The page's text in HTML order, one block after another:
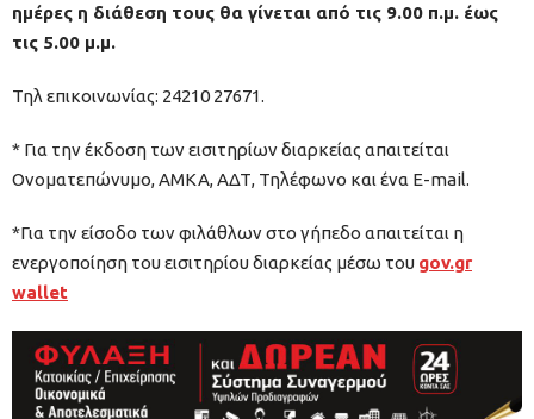
ημέρες η διάθεση τους θα γίνεται από τις 9.00 π.μ. έως
τις 5.00 μ.μ.
Τηλ επικοινωνίας: 24210 27671.
* Για την έκδοση των εισιτηρίων διαρκείας απαιτείται
Ονοματεπώνυμο, ΑΜΚΑ, ΑΔΤ, Τηλέφωνο και ένα E-mail.
*Για την είσοδο των φιλάθλων στο γήπεδο απαιτείται η
ενεργοποίηση του εισιτηρίου διαρκείας μέσω του gov.gr
wallet